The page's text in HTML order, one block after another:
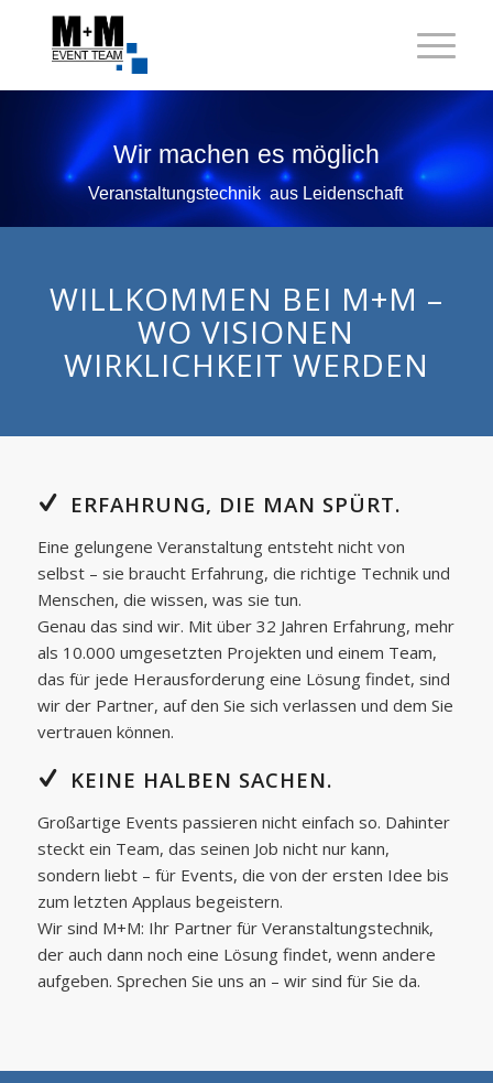
Wir machen es möglich
Veranstaltungstechnik aus Leidenschaft
WILLKOMMEN BEI M+M –
WO VISIONEN
WIRKLICHKEIT WERDEN
ERFAHRUNG, DIE MAN SPÜRT.
Eine gelungene Veranstaltung entsteht nicht von
selbst – sie braucht Erfahrung, die richtige Technik und
Menschen, die wissen, was sie tun.
Genau das sind wir. Mit über 32 Jahren Erfahrung, mehr
als 10.000 umgesetzten Projekten und einem Team,
das für jede Herausforderung eine Lösung findet, sind
wir der Partner, auf den Sie sich verlassen und dem Sie
vertrauen können.
KEINE HALBEN SACHEN.
Großartige Events passieren nicht einfach so. Dahinter
steckt ein Team, das seinen Job nicht nur kann,
sondern liebt – für Events, die von der ersten Idee bis
zum letzten Applaus begeistern.
Wir sind M+M: Ihr Partner für Veranstaltungstechnik,
der auch dann noch eine Lösung findet, wenn andere
aufgeben. Sprechen Sie uns an – wir sind für Sie da.